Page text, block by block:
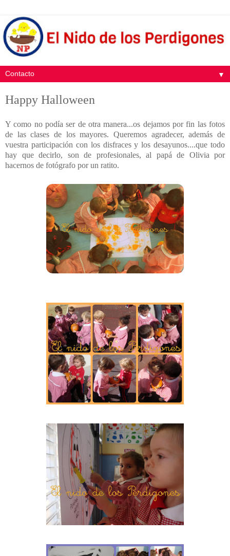
▼
Happy Halloween
Y como no podía ser de otra manera...os dejamos por fin las fotos
de las clases de los mayores. Queremos agradecer, además de
vuestra participación con los disfraces y los desayunos....que todo
hay que decirlo, son de profesionales, al papá de Olivia por
hacernos de fotógrafo por un ratito.